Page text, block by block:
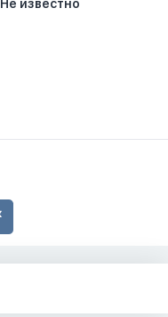
Не известно